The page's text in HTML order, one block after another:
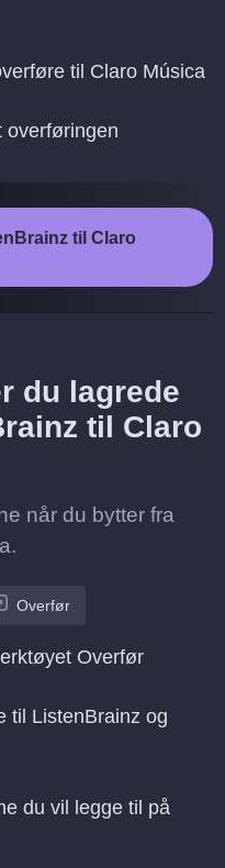
til Claro Música
overføringen
til Claro
du lagrede
til Claro
når du bytter fra
Overfør
Overfør
til ListenBrainz og
du vil legge til på